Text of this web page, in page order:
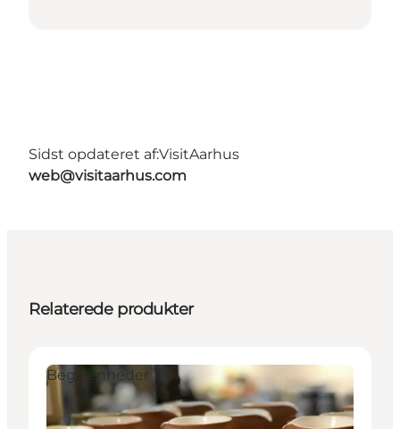
Sidst opdateret af:VisitAarhus
web@visitaarhus.com
Relaterede produkter
Begivenheder